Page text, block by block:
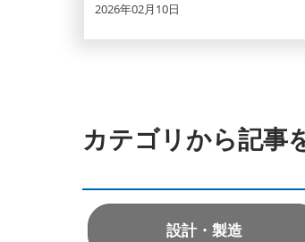
2026年02月10日
カテゴリから記事
設計・製造